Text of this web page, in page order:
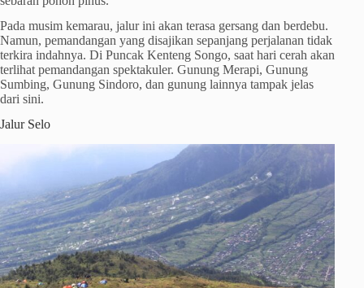
Pada musim kemarau, jalur ini akan terasa gersang dan berdebu.
Namun, pemandangan yang disajikan sepanjang perjalanan tidak
terkira indahnya. Di Puncak Kenteng Songo, saat hari cerah akan
terlihat pemandangan spektakuler. Gunung Merapi, Gunung
Sumbing, Gunung Sindoro, dan gunung lainnya tampak jelas
dari sini.
Jalur Selo